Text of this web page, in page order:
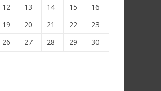
12 13 14 15
16
19 20 21 22
23
26 27 28 29
30